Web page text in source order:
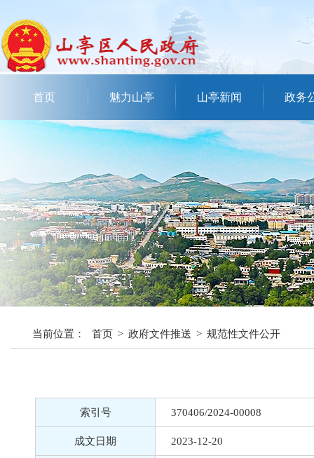
首页 魅力山亭 山亭新闻 政务
当前位置： 首页 > 政府文件推送 > 规范性文件公开
索引号 370406/2024-00008
成文日期 2023-12-20